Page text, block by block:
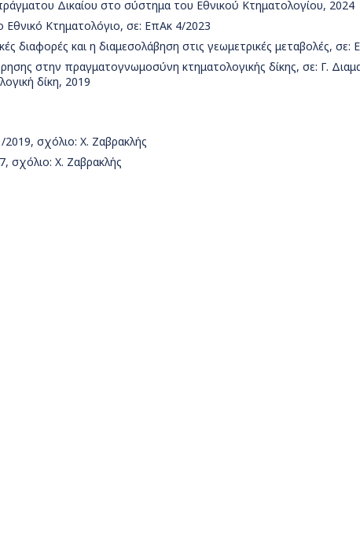
Δικαίου στο σύστημα του Εθνικού Κτηματολογίου, 2024
Εθνικό Κτηματολόγιο, σε: ΕπΑκ 4/2023
διαφορές και η διαμεσολάβηση στις γεωμετρικές μεταβολές,
στην πραγματογνωμοσύνη κτηματολογικής δίκης, σε: Γ.
δίκη, 2019
σχόλιο: Χ. Ζαβρακλής
σχόλιο: Χ. Ζαβρακλής